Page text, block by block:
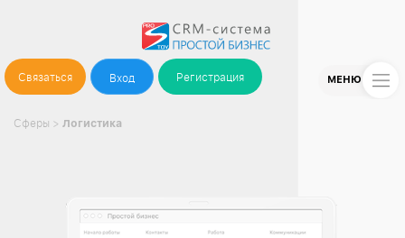
Связаться Вход Регистрация МЕНЮ
Сферы > Логистика